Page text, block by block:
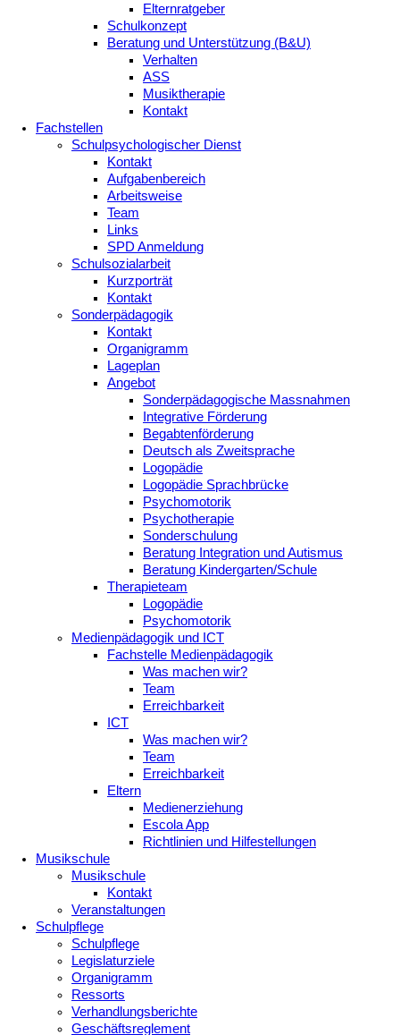
Elternratgeber
Schulkonzept
Beratung und Unterstützung (B&U)
Verhalten
ASS
Musiktherapie
Kontakt
Fachstellen
Schulpsychologischer Dienst
Kontakt
Aufgabenbereich
Arbeitsweise
Team
Links
SPD Anmeldung
Schulsozialarbeit
Kurzporträt
Kontakt
Sonderpädagogik
Kontakt
Organigramm
Lageplan
Angebot
Sonderpädagogische Massnahmen
Integrative Förderung
Begabtenförderung
Deutsch als Zweitsprache
Logopädie
Logopädie Sprachbrücke
Psychomotorik
Psychotherapie
Sonderschulung
Beratung Integration und Autismus
Beratung Kindergarten/Schule
Therapieteam
Logopädie
Psychomotorik
Medienpädagogik und ICT
Fachstelle Medienpädagogik
Was machen wir?
Team
Erreichbarkeit
ICT
Was machen wir?
Team
Erreichbarkeit
Eltern
Medienerziehung
Escola App
Richtlinien und Hilfestellungen
Musikschule
Musikschule
Kontakt
Veranstaltungen
Schulpflege
Schulpflege
Legislaturziele
Organigramm
Ressorts
Verhandlungsberichte
Geschäftsreglement